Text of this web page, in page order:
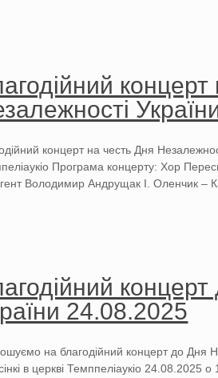
концерт на честь Дня
Програма концерту: Хор
Володимир Андрущак I. Оленчик –
24.08.2025
на благодійний концерт до Дня
в церкві Темппеліаукіо